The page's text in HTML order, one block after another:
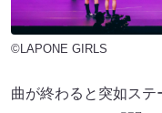
©LAPONE GIRLS
曲が終わると突如ス